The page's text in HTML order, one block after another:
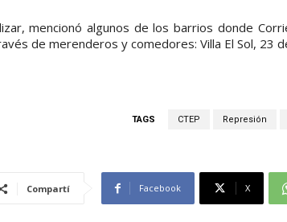
mencionó algunos de los barrios donde
de merenderos y comedores: Villa El Sol, 23
TAGS CTEP Represión
Compartí Facebook X